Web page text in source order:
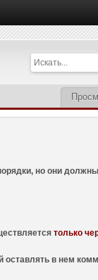
но они
только
оставлять в нем